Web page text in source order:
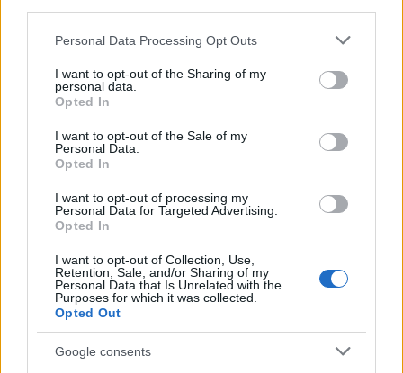
Please note that this website/app uses one or more Google
not limited to your visit or usage behaviour. You may click to
grant or deny consent to Google and its third-party tags to
use your data for below specified purposes in below Google
consent section.
Personal Data Processing Opt Outs
I want to opt-out of the Sharing of my
personal data.
Opted In
I want to opt-out of the Sale of my
Personal Data.
Opted In
I want to opt-out of processing my
Personal Data for Targeted Advertising.
Opted In
I want to opt-out of Collection, Use,
Retention, Sale, and/or Sharing of my
Personal Data that Is Unrelated with the
Purposes for which it was collected.
Opted Out
Google consents
BKK KM Építő Kft.
Látványos építési szakasz indult be a Flórián téri
felüljárón